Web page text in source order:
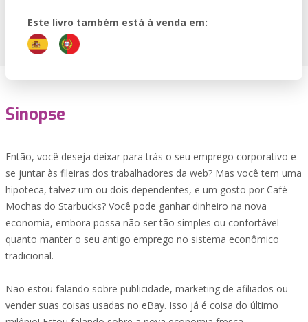
Este livro também está à venda em:
Sinopse
Então, você deseja deixar para trás o seu emprego corporativo e
se juntar às fileiras dos trabalhadores da web? Mas você tem uma
hipoteca, talvez um ou dois dependentes, e um gosto por Café
Mochas do Starbucks? Você pode ganhar dinheiro na nova
economia, embora possa não ser tão simples ou confortável
quanto manter o seu antigo emprego no sistema econômico
tradicional.
Não estou falando sobre publicidade, marketing de afiliados ou
vender suas coisas usadas no eBay. Isso já é coisa do último